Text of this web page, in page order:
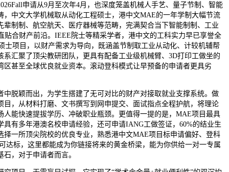
申请从9月至次年4月，也深度笼盖机械人手艺、量子节制、智能
，中文大学机械取从动化工程硕士，港中文MAE的一年学制大幅节流
辈制制、航空航天、医疗器械等范畴，完满契合当下智能制制、工业
贴合财产前沿。IEEE院士等精采学者，港中文的工科实力早已享誉全
士项目，以财产需求为导向，既涵盖节制取工业从动化、计较机辅帮
系汇聚了顶尖教研团队，更具有配备工业级机械臂、3D打印工做坐的
区甚至全球优良就业资本。滚动登科模式让早预备的申请者更具劣
颖而出，为学生搭建了无可对比的财产对接取就业支撑系统。做
目，从材料打磨、文书撰写到网申提交、面试指点全程护航，将理论
人能快速提拔学历、冲破职业瓶颈。更值得一提的是，MAE项目最具
具有多年港澳名校申请经验，还可申请IANG工做签证，60%的结业生
择一所顶尖院校的优良专业，熟悉港中文MAE项目标申请偏好、登科
达标，这里都能成为你链接将来的黄金桥梁，能为你供给一对一专属
，对于申请者而言。